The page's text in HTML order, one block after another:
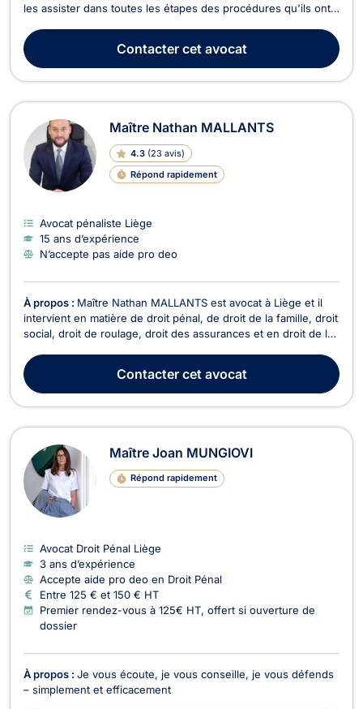
les assister dans toutes les étapes des procédures qu'ils ont à
Contactercet avocat
Maître Nathan MALLANTS
4.3 (23 avis)
Répond rapidement
Avocat pénaliste Liège
15 ans d’expérience
N’accepte pas aide pro deo
À propos : Maître Nathan MALLANTS est avocat à Liège et il
intervient en matière de droit pénal, de droit de la famille, droit
social, droit de roulage, droit des assurances et en droit de la
défense et représentation en droit pénal, que vous soyez
auteur, prévenu ou victime et...
Contactercet avocat
Maître Joan MUNGIOVI
Répond rapidement
Avocat Droit Pénal Liège
3 ans d’expérience
Accepte aide pro deo en Droit Pénal
Entre 125 € et 150 € HT
Premier rendez-vous à 125€ HT, offert si ouverture de
dossier
À propos : Je vous écoute, je vous conseille, je vous défends
– simplement et efficacement